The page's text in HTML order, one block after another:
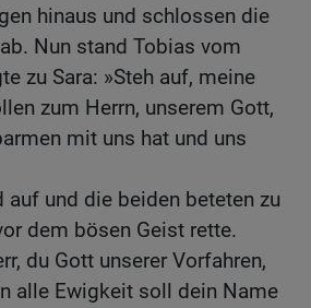
hinaus und schlossen die
Nun stand Tobias vom
zu Sara: »Steh auf, meine
zum Herrn, unserem Gott,
mit uns hat und uns
auf und die beiden beteten zu
dem bösen Geist rette.
du Gott unserer Vorfahren,
alle Ewigkeit soll dein Name